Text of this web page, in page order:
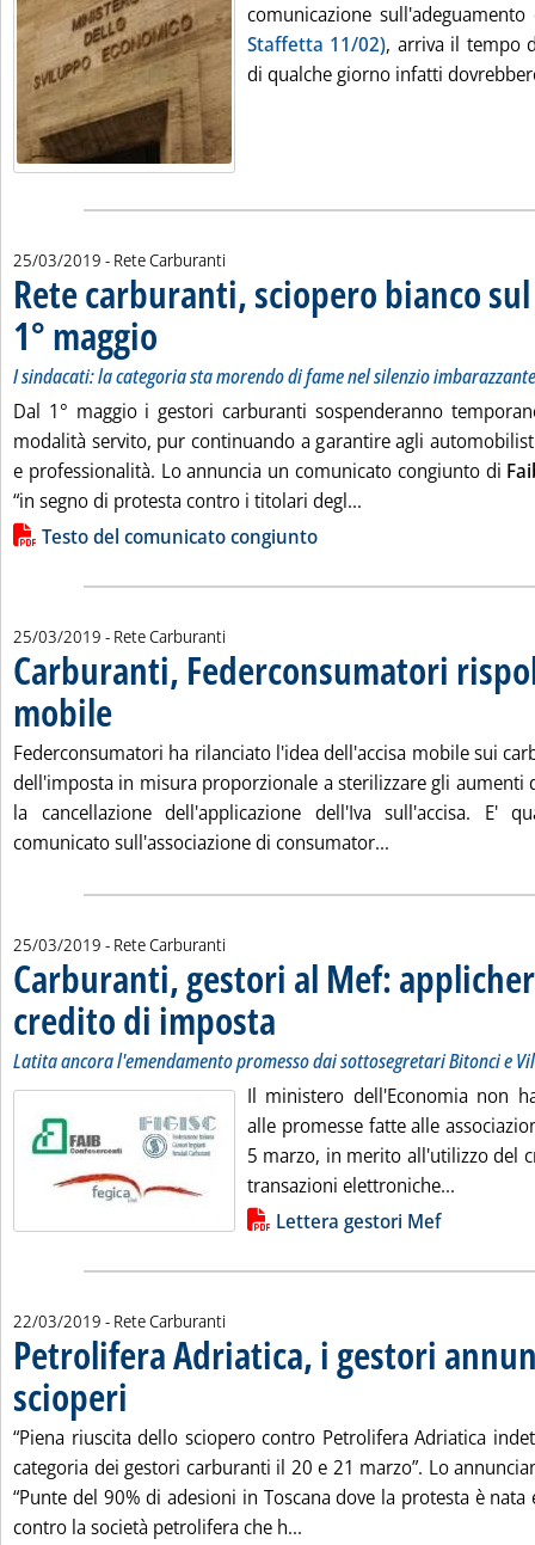
comunicazione
Staffetta 11/02), arriva il tempo
di qualche giorno infatti
25/03/2019 - Rete Carburanti
Rete carburanti, sciopero bianco
1° maggio . Sottotitolo: I sindacati: la categoria sta morendo di fame nel
. Pubblicata lunedì 25 marzo 2019 alle 18.48.
I sindacati: la categoria sta morendo di fame nel silenzio
Dal 1° maggio i gestori carburanti sospenderanno
modalità servito, pur continuando a garantire agli
e professionalità. Lo annuncia un comunicato congiunto di
“in segno di protesta contro i titolari degl...
Lista allegati PDF alla notizia
Testo del comunicato congiunto
25/03/2019 - Rete Carburanti
Carburanti, Federconsumatori
mobile
Federconsumatori ha rilanciato l'idea dell'accisa mobile sui
dell'imposta in misura proporzionale a sterilizzare gli aumenti
la cancellazione dell'applicazione dell'Iva sull'accisa. E'
comunicato sull'associazione di consumator...
25/03/2019 - Rete Carburanti
Carburanti, gestori al Mef:
credito di imposta . Sottotitolo: Latita ancora l'emendamento
. Pubblicata lunedì 25 marzo 2019 alle 13.39.
Latita ancora l'emendamento promesso dai sottosegretari Bitonci e
Il ministero dell'Economia non
alle promesse fatte alle
5 marzo, in merito all'utilizzo del
transazioni elettroniche...
Lista allegati PDF alla notiziaLettera gestori Mef
22/03/2019 - Rete Carburanti
Petrolifera Adriatica, i gestori
scioperi . Pubblicata venerdì 22 marzo 2019 alle 16.17.
“Piena riuscita dello sciopero contro Petrolifera Adriatica
categoria dei gestori carburanti il 20 e 21 marzo”. Lo
“Punte del 90% di adesioni in Toscana dove la protesta è
contro la società petrolifera che h...